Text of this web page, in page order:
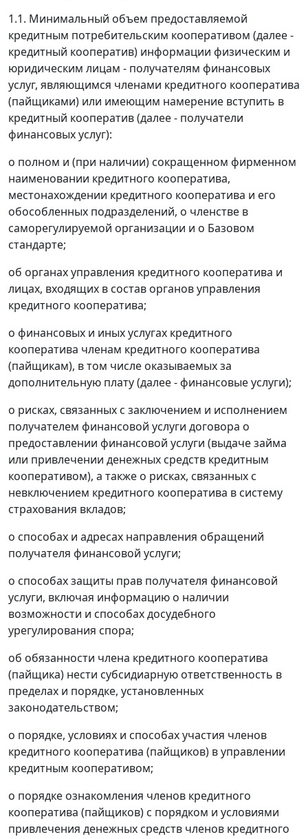
1.1. Минимальный объем предоставляемой
кредитным потребительским кооперативом (далее -
кредитный кооператив) информации физическим и
юридическим лицам - получателям финансовых
услуг, являющимся членами кредитного кооператива
(пайщиками) или имеющим намерение вступить в
кредитный кооператив (далее - получатели
финансовых услуг):
о полном и (при наличии) сокращенном фирменном
наименовании кредитного кооператива,
местонахождении кредитного кооператива и его
обособленных подразделений, о членстве в
саморегулируемой организации и о Базовом
стандарте;
об органах управления кредитного кооператива и
лицах, входящих в состав органов управления
кредитного кооператива;
о финансовых и иных услугах кредитного
кооператива членам кредитного кооператива
(пайщикам), в том числе оказываемых за
дополнительную плату (далее - финансовые услуги);
о рисках, связанных с заключением и исполнением
получателем финансовой услуги договора о
предоставлении финансовой услуги (выдаче займа
или привлечении денежных средств кредитным
кооперативом), а также о рисках, связанных с
невключением кредитного кооператива в систему
страхования вкладов;
о способах и адресах направления обращений
получателя финансовой услуги;
о способах защиты прав получателя финансовой
услуги, включая информацию о наличии
возможности и способах досудебного
урегулирования спора;
об обязанности члена кредитного кооператива
(пайщика) нести субсидиарную ответственность в
пределах и порядке, установленных
законодательством;
о порядке, условиях и способах участия членов
кредитного кооператива (пайщиков) в управлении
кредитным кооперативом;
о порядке ознакомления членов кредитного
кооператива (пайщиков) с порядком и условиями
привлечения денежных средств членов кредитного